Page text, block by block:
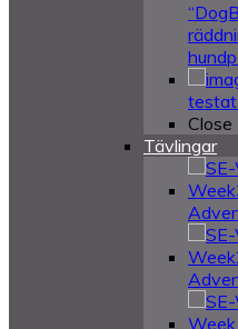
testat
Close
Tävlingar